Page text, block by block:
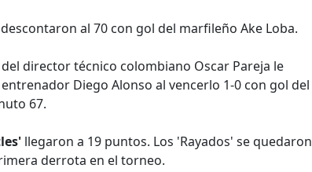
al 70 con gol del marfileño Ake Loba.
director técnico colombiano Oscar Pareja le
Diego Alonso al vencerlo 1-0 con gol del
67.
llegaron a 19 puntos. Los 'Rayados' se quedaron
derrota en el torneo.